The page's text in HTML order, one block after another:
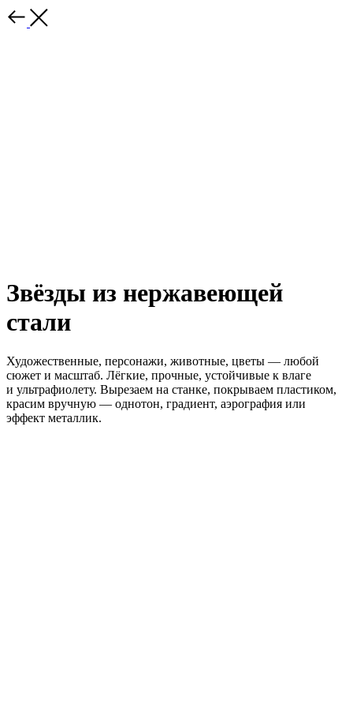
Звёзды из нержавеющей
стали
Художественные, персонажи, животные, цветы — любой
сюжет и масштаб. Лёгкие, прочные, устойчивые к влаге
и ультрафиолету. Вырезаем на станке, покрываем пластиком,
красим вручную — однотон, градиент, аэрография или
эффект металлик.